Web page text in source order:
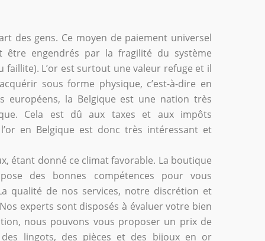
des gens. Ce moyen de paiement universel
engendrés par la fragilité du système
L’or est surtout une valeur refuge et il
sous forme physique, c’est-à-dire en
européens, la Belgique est une nation très
Cela est dû aux taxes et aux impôts
en Belgique est donc très intéressant et
étant donné ce climat favorable. La boutique
des bonnes compétences pour vous
qualité de nos services, notre discrétion et
experts sont disposés à évaluer votre bien
nous pouvons vous proposer un prix de
lingots, des pièces et des bijoux en or